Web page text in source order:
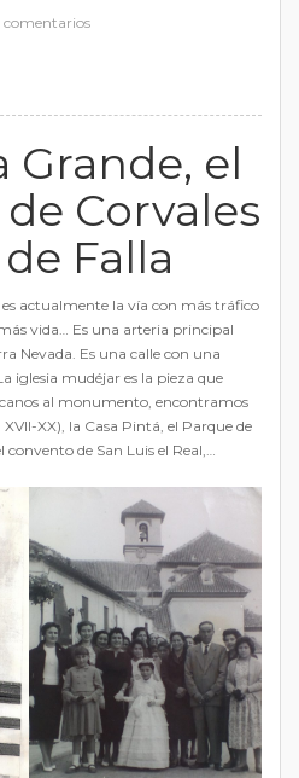
comentarios
Grande, el
Corvales
Falla
es actualmente la vía con más tráfico
vida… Es una arteria principal
Nevada. Es una calle con una
iglesia mudéjar es la pieza que
al monumento, encontramos
XX), la Casa Pintá, el Parque de
de San Luis el Real,…